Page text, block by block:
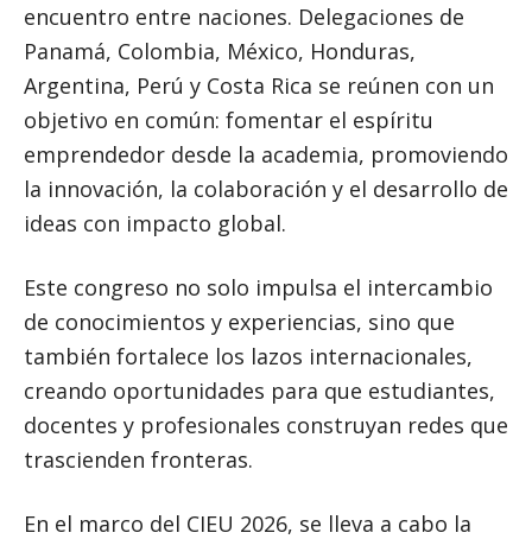
encuentro entre naciones. Delegaciones de
Panamá, Colombia, México, Honduras,
Argentina, Perú y Costa Rica se reúnen con un
objetivo en común: fomentar el espíritu
emprendedor desde la academia, promoviendo
la innovación, la colaboración y el desarrollo de
ideas con impacto global.
Este congreso no solo impulsa el intercambio
de conocimientos y experiencias, sino que
también fortalece los lazos internacionales,
creando oportunidades para que estudiantes,
docentes y profesionales construyan redes que
trascienden fronteras.
En el marco del CIEU 2026, se lleva a cabo la